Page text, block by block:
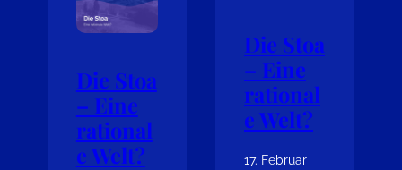
Die Stoa
– Eine
rational
e Welt?
Die Stoa
– Eine
rational
e Welt?
17. Februar